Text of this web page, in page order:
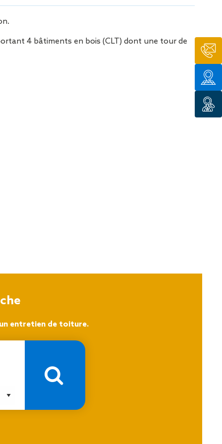
de
4 bâtiments en bois (CLT) dont une tour de
entretien de toiture.